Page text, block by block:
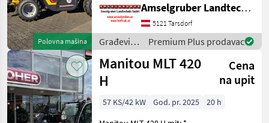
Polovna mašina
Kg Traglast -578cm
Hubhöhe
Werkzeugunterkante -Unter
200cm Bauhöhe -75 PS 4
Zylind
Amselgruber Landtechnik GmbH
5121 Tarsdorf
Građevinski
strojevi /
Dieci
Premium Plus prodavac
Manitou MLT 420
H
Cena
na upit
57 KS/42 kW God. pr. 2025
20 h